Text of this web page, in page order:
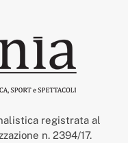
registrata al
n. 2394/17.